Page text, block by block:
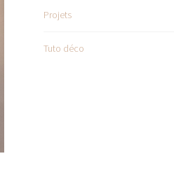
Projets
Tuto déco